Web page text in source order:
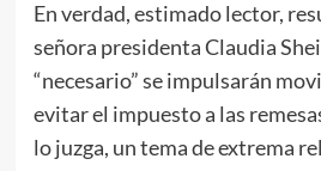
En verdad, estimado lector,
señora presidenta Claudia
“necesario” se impulsarán
evitar el impuesto a las
lo juzga, un tema de extrema